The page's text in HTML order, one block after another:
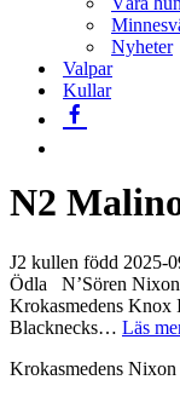
Nyheter
Valpar
Kullar
N2
J2 kullen född 2025-
Ödla N’Sören
Krokasmedens
Blacknecks… Läs
Krokasmedens Nixon